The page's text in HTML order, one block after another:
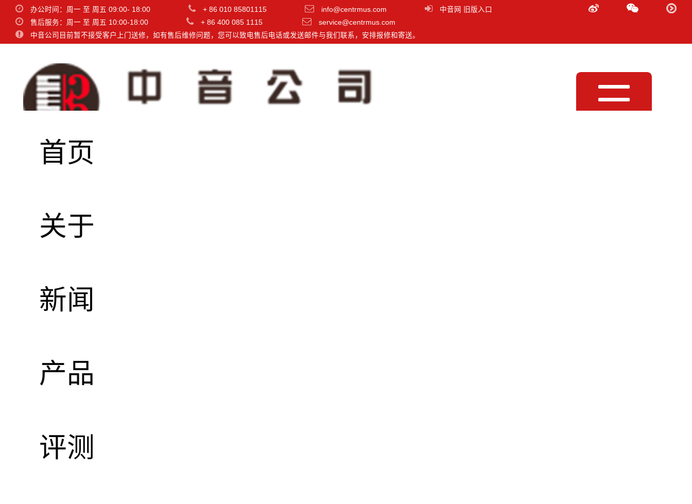
办公时间：周一 至 周五 09:00- 18:00 + 86 010 85801115 info@centrmus.com
中音网 旧版入口
售后服务：周一 至 周五 10:00-18:00
+ 86 400 085 1115
service@centrmus.com
中音公司目前暂不接受客户上门送修，如有售后维修问题，您可以致电售后电话或发送邮件与我们联系，安排报修和寄送。
首页
关于
新闻
产品
评测